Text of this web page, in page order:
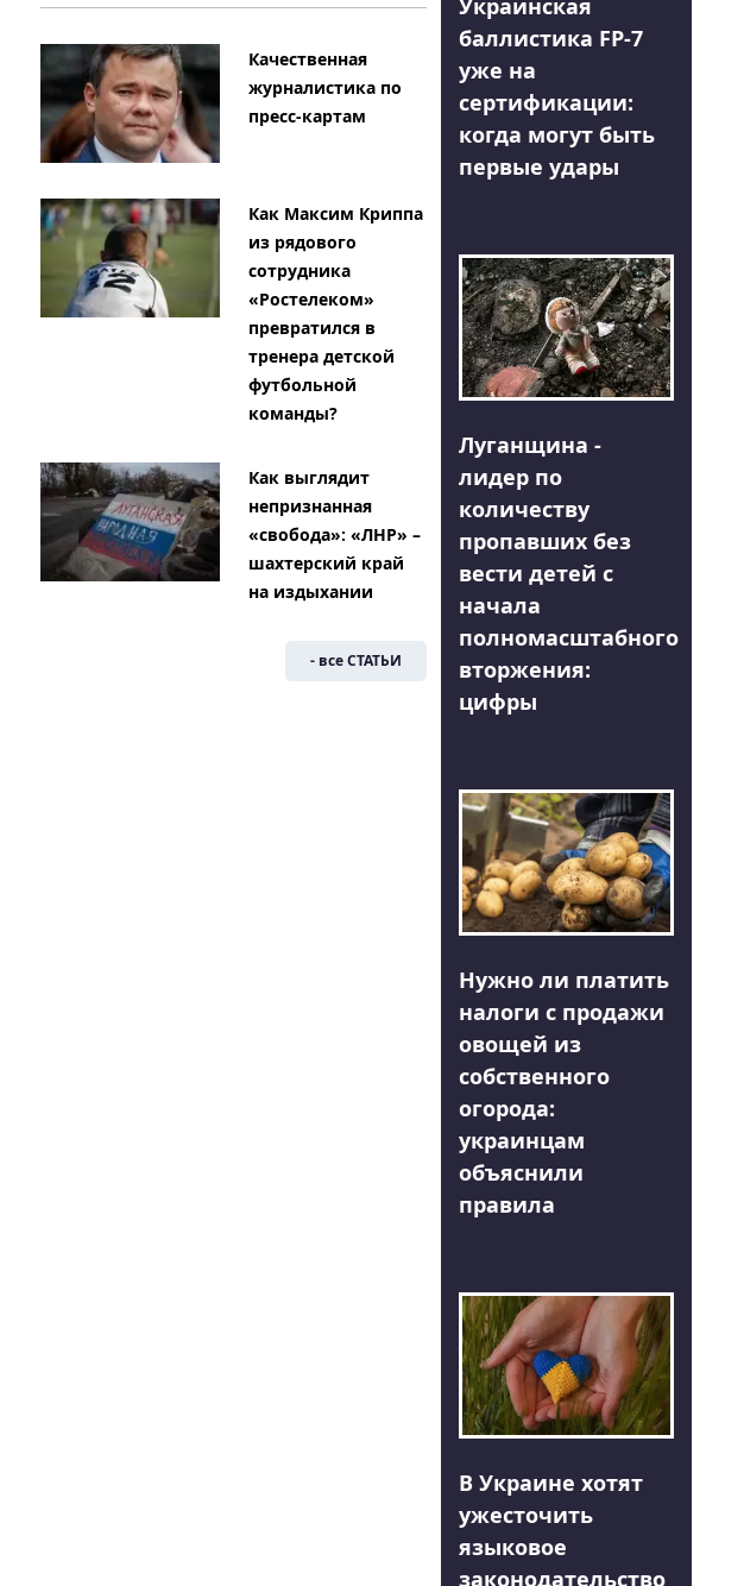
Качественная
журналистика по
пресс-картам
Как Максим Криппа
из рядового
сотрудника
«Ростелеком»
превратился в
тренера детской
футбольной
команды?
Как выглядит
непризнанная
«свобода»: «ЛНР» –
шахтерский край
на издыхании
- все СТАТЬИ
Украинская
баллистика FP-7
уже на
сертификации:
когда могут быть
первые удары
Луганщина -
лидер по
количеству
пропавших без
вести детей с
начала
полномасштабного
вторжения:
цифры
Нужно ли платить
налоги с продажи
овощей из
собственного
огорода:
украинцам
объяснили
правила
В Украине хотят
ужесточить
языковое
законодательство